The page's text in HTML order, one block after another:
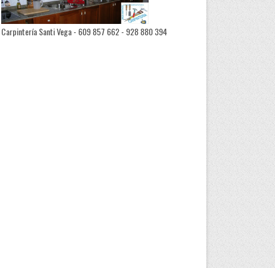
Carpintería Santi Vega - 609 857 662 - 928 880 394